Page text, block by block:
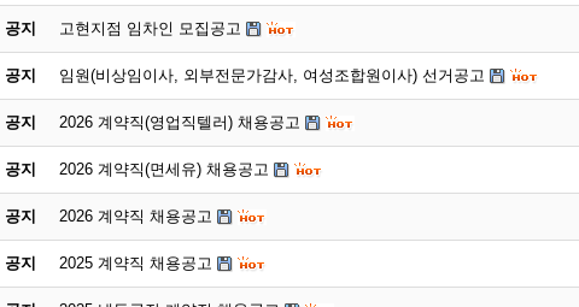
공지 고현지점 임차인 모집공고
공지 임원(비상임이사, 외부전문가감사, 여성조합원이사) 선거공고
공지 2026 계약직(영업직텔러) 채용공고
공지 2026 계약직(면세유) 채용공고
공지 2026 계약직 채용공고
공지 2025 계약직 채용공고